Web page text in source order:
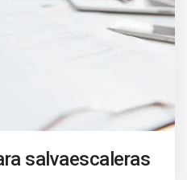
salvaescaleras